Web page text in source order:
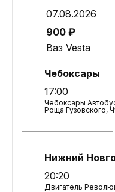
07.08.2026
900 ₽
Ваз Vesta
Чебоксары
17:00
Чебоксары
Роща Гузовского,
Нижний
20:20
Двигатель